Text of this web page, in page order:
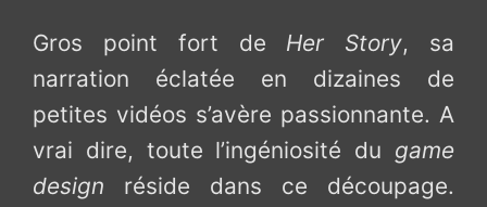
Gros point fort de Her Story, sa
narration éclatée en dizaines de
petites vidéos s’avère passionnante. A
vrai dire, toute l’ingéniosité du game
design réside dans ce découpage.